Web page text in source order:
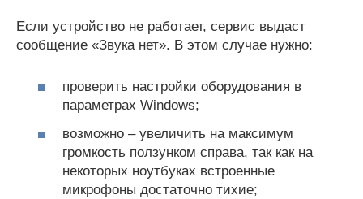
Если устройство не работает, сервис выдаст
сообщение «Звука нет». В этом случае нужно:
проверить настройки оборудования в
параметрах Windows;
возможно – увеличить на максимум
громкость ползунком справа, так как на
некоторых ноутбуках встроенные
микрофоны достаточно тихие;